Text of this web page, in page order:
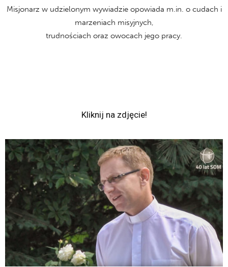
Misjonarz w udzielonym wywiadzie opowiada m.in. o cudach i
marzeniach misyjnych,
trudnościach oraz owocach jego pracy.
Kliknij na zdjęcie!